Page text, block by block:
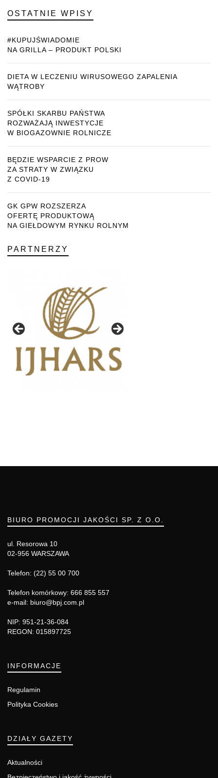
OSTATNIE WPISY
#KUPUJŚWIADOMIE
NA GRILLA – PRODUKT POLSKI
DIETA W LECZENIU WIRUSOWEGO ZAPALENIA
WĄTROBY
SPÓŁKI SKARBU PAŃSTWA
ROZWAŻAJĄ INWESTYCJE
W BIOGAZOWNIE ROLNICZE
BĘDZIE WSPARCIE Z PROW
ZA STRATY W ZWIĄZKU
Z COVID-19
GK GPW ROZSZERZA
OFERTĘ PRODUKTOWĄ
NA GIEŁDOWYM RYNKU ROLNYM
PARTNERZY
BIURO PROMOCJI JAKOŚCI SP. Z O.O.
ul. Resorowa 10
02-956 WARSZAWA
Telefon: (22) 55 00 700
Telefon komórkowy: 666 855 557
e-mail: biuro@bpj.com.pl
NIP: 951-21-36-084
REGON: 015897725
INFORMACJE
Regulamin
Polityka Cookies
DZIAŁY GAZETY
Aktualności